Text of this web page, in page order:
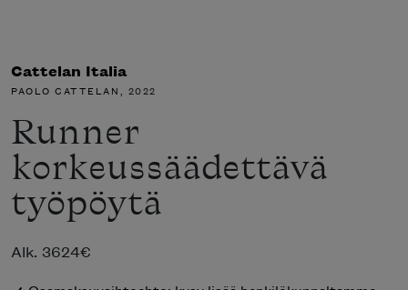
Cattelan Italia
PAOLO CATTELAN, 2022
Runner
korkeussäädettävä
työpöytä
Alk. 3624€